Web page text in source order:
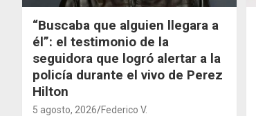
“Buscaba que alguien llegara a
él”: el testimonio de la
seguidora que logró alertar a la
policía durante el vivo de Perez
Hilton
5 agosto, 2026 Federico V.